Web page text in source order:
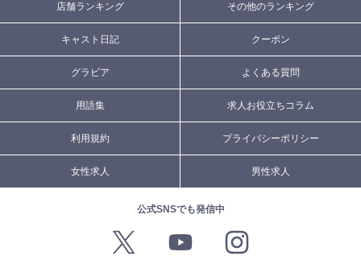
店舗ランキング その他のランキング
キャスト日記 クーポン
グラビア よくある質問
用語集 求人お役立ちコラム
利用規約 プライバシーポリシー
女性求人 男性求人
公式SNSでも発信中